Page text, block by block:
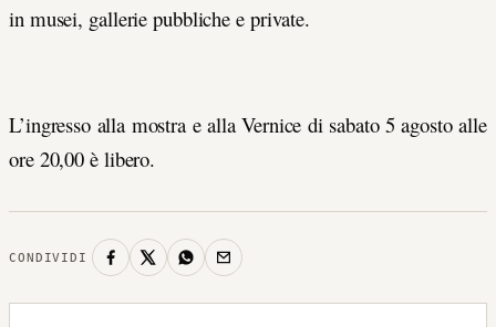
in musei, gallerie pubbliche e private.
L’ingresso alla mostra e alla Vernice di sabato 5 agosto alle
ore 20,00 è libero.
CONDIVIDI